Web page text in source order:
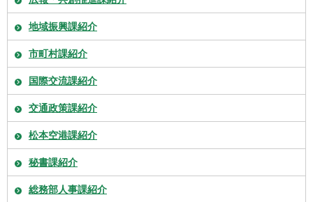
地域振興課紹介
市町村課紹介
国際交流課紹介
交通政策課紹介
松本空港課紹介
秘書課紹介
総務部人事課紹介